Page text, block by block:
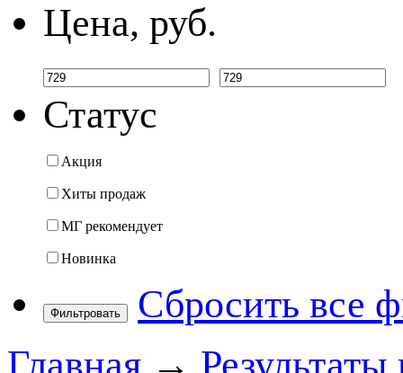
Цена, руб.
Статус
Акция
Хиты продаж
МГ рекомендует
Новинка
Фильтровать
Сбросить все